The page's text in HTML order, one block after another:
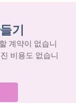
기
계약이 없습니
비용도 없습니